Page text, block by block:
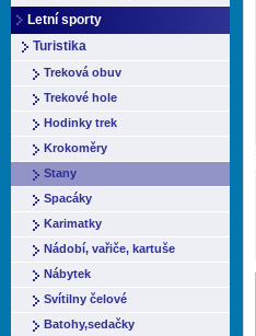
Letní sporty
Turistika
Treková obuv
Trekové hole
Hodinky trek
Krokoměry
Stany
Spacáky
Karimatky
Nádobí, vařiče, kartuše
Nábytek
Svítilny čelové
Batohy,sedačky